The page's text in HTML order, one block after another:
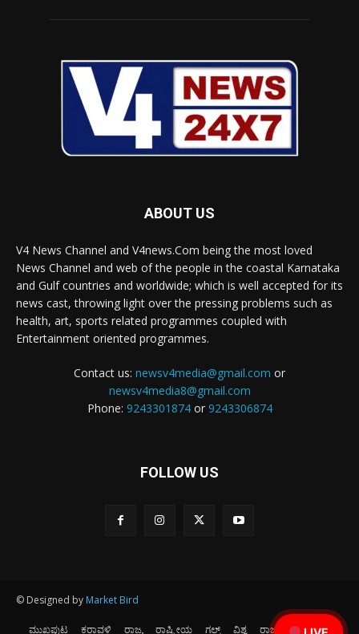
ABOUT US
V4 News Channel and V4news.Com being the most loved
News Channel and web of the people in the coastal Karnataka
and Gulf countries and worldwide; which is well accepted for its
news cast, throwing light over the pressing problems such as
health, art, sports related programmes coupled with
Entertainment oriented programmes.
Contact us: newsv4media@gmail.com or
newsv4media8@gmail.com
Phone: 9243301874or 9243306874
FOLLOW US
© Designed by Market Bird
ಮುಖಪುಟ ಕರಾವಳಿ ರಾಜ್ಯ ರಾಷ್ಟ್ರೀಯ ಗಲ್ಫ್ ವಿಶ್ವ ರಾಜಕೀಯ ಕ್ರೀಡೆ